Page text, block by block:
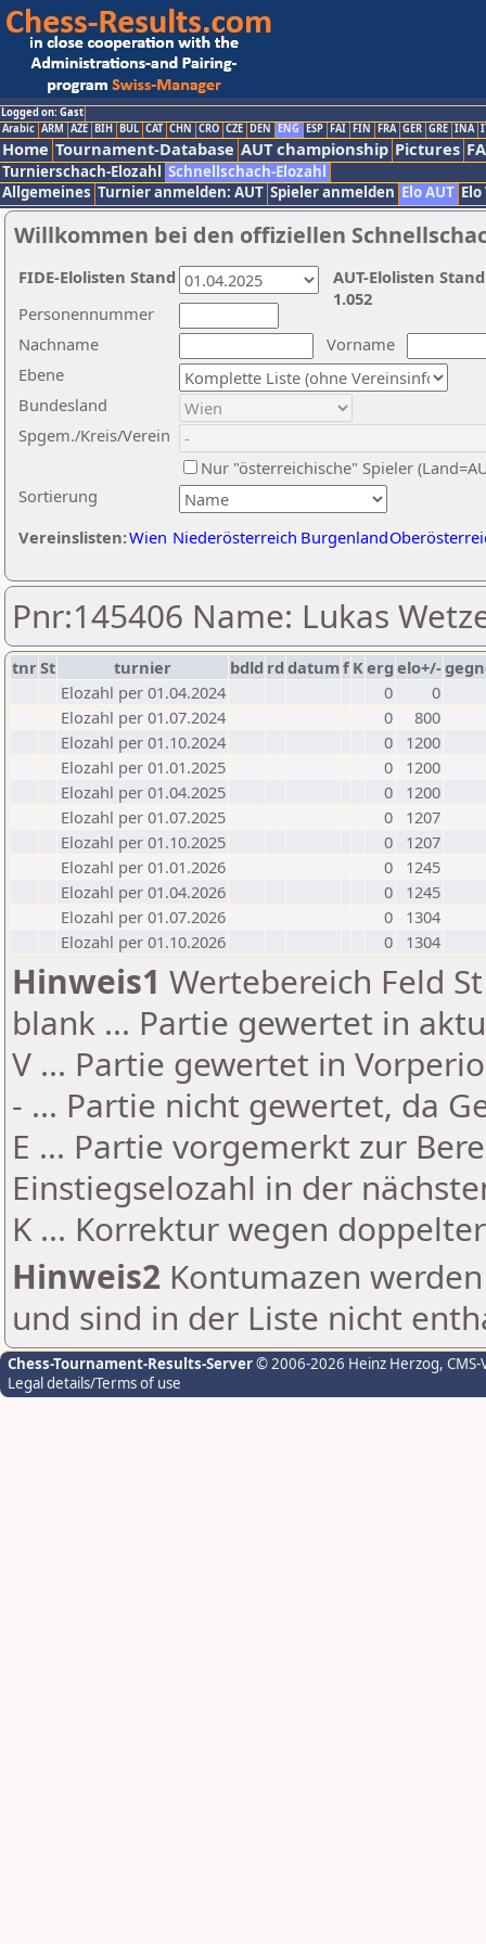
Logged on: Gast
Arabic ARM AZE BIH BUL CAT CHN CRO CZE DEN ENG ESP FAI FIN FRA GER GRE INA
Home Tournament-Database AUT championship Pictures
Turnierschach-Elozahl Schnellschach-Elozahl
Allgemeines Turnier anmelden: AUT Spieler anmelden Elo AUT
Willkommen bei den offiziellen
Nachname
Vorname
Ebene
Sortierung
Personennummer
Bundesland
Spgem./Kreis/Verein
Nur "österreichische" Spieler
Vereinslisten:Wien Niederösterreich Burgenland
AUT-Elolisten
1.052
FIDE-Elolisten Stand
Pnr:145406 Name: Lukas
tnrSt turnier bdld rd datumf Kerg elo+/-
Elozahl per 01.04.2024
0
0
Elozahl per 01.07.2024
0
800
Elozahl per 01.10.2024
0
1200
Elozahl per 01.01.2025
0
1200
Elozahl per 01.04.2025
0
1200
Elozahl per 01.07.2025
0
1207
Elozahl per 01.10.2025
0
1207
Elozahl per 01.01.2026
0
1245
Elozahl per 01.04.2026
0
1245
Elozahl per 01.07.2026
0
1304
Elozahl per 01.10.2026
0 1304
Hinweis1 Wertebereich Feld
blank ... Partie gewertet in
V ... Partie gewertet in
- ... Partie nicht gewertet, da
E ... Partie vorgemerkt zur
Einstiegselozahl in der
K ... Korrektur wegen
Hinweis2 Kontumazen
und sind in der Liste nicht
Chess-Tournament-Results-Server© 2006-2026 Heinz Herzog,
Legal details/Terms of use